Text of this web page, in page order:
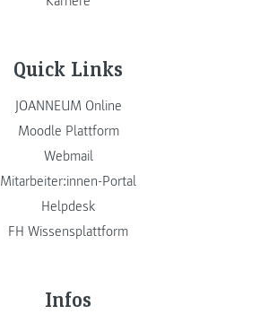
Quick Links
JOANNEUM Online
Moodle Plattform
Webmail
Mitarbeiter:innen-Portal
Helpdesk
FH Wissensplattform
Infos